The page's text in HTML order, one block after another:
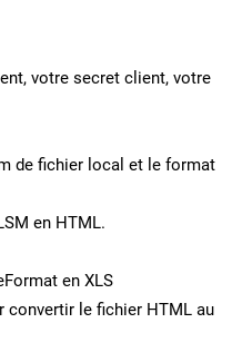
votre secret client, votre
de fichier local et le format
en HTML.
en XLS
convertir le fichier HTML au